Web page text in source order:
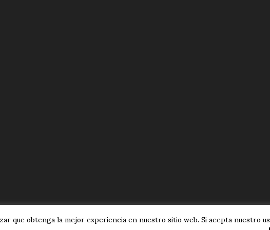
que obtenga la mejor experiencia en nuestro sitio web. Si acepta